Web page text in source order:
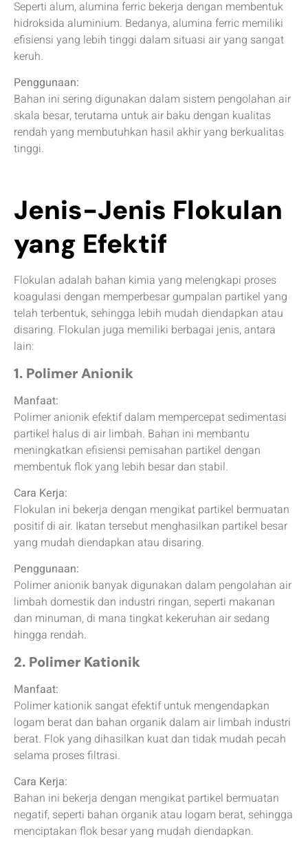
Seperti alum, alumina ferric bekerja dengan membentuk
hidroksida aluminium. Bedanya, alumina ferric memiliki
efisiensi yang lebih tinggi dalam situasi air yang sangat
keruh.
Penggunaan:
Bahan ini sering digunakan dalam sistem pengolahan air
skala besar, terutama untuk air baku dengan kualitas
rendah yang membutuhkan hasil akhir yang berkualitas
tinggi.
Jenis-Jenis Flokulan
yang Efektif
Flokulan adalah bahan kimia yang melengkapi proses
koagulasi dengan memperbesar gumpalan partikel yang
telah terbentuk, sehingga lebih mudah diendapkan atau
disaring. Flokulan juga memiliki berbagai jenis, antara
lain:
1. Polimer Anionik
Manfaat:
Polimer anionik efektif dalam mempercepat sedimentasi
partikel halus di air limbah. Bahan ini membantu
meningkatkan efisiensi pemisahan partikel dengan
membentuk flok yang lebih besar dan stabil.
Cara Kerja:
Flokulan ini bekerja dengan mengikat partikel bermuatan
positif di air. Ikatan tersebut menghasilkan partikel besar
yang mudah diendapkan atau disaring.
Penggunaan:
Polimer anionik banyak digunakan dalam pengolahan air
limbah domestik dan industri ringan, seperti makanan
dan minuman, di mana tingkat kekeruhan air sedang
hingga rendah.
2. Polimer Kationik
Manfaat:
Polimer kationik sangat efektif untuk mengendapkan
logam berat dan bahan organik dalam air limbah industri
berat. Flok yang dihasilkan kuat dan tidak mudah pecah
selama proses filtrasi.
Cara Kerja:
Bahan ini bekerja dengan mengikat partikel bermuatan
negatif, seperti bahan organik atau logam berat, sehingga
menciptakan flok besar yang mudah diendapkan.